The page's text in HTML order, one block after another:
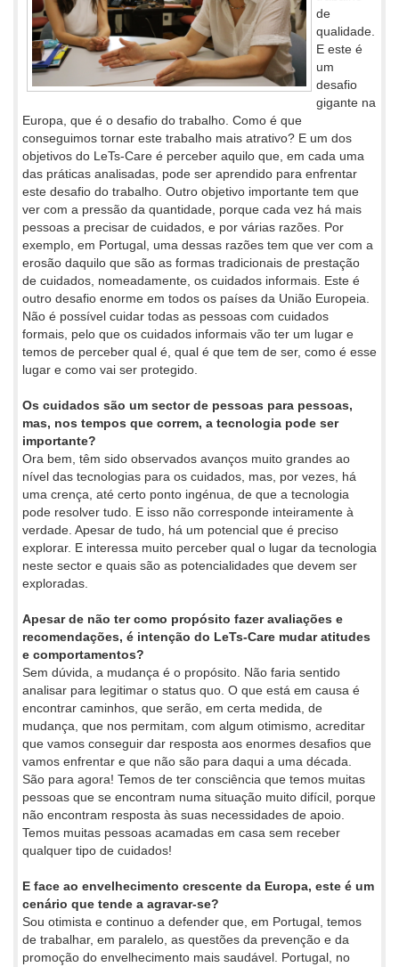
de
qualidade.
E este é
um
desafio
gigante na
Europa, que é o desafio do trabalho. Como é que
conseguimos tornar este trabalho mais atrativo? E um dos
objetivos do LeTs-Care é perceber aquilo que, em cada uma
das práticas analisadas, pode ser aprendido para enfrentar
este desafio do trabalho. Outro objetivo importante tem que
ver com a pressão da quantidade, porque cada vez há mais
pessoas a precisar de cuidados, e por várias razões. Por
exemplo, em Portugal, uma dessas razões tem que ver com a
erosão daquilo que são as formas tradicionais de prestação
de cuidados, nomeadamente, os cuidados informais. Este é
outro desafio enorme em todos os países da União Europeia.
Não é possível cuidar todas as pessoas com cuidados
formais, pelo que os cuidados informais vão ter um lugar e
temos de perceber qual é, qual é que tem de ser, como é esse
lugar e como vai ser protegido.
Os cuidados são um sector de pessoas para pessoas,
mas, nos tempos que correm, a tecnologia pode ser
importante?
Ora bem, têm sido observados avanços muito grandes ao
nível das tecnologias para os cuidados, mas, por vezes, há
uma crença, até certo ponto ingénua, de que a tecnologia
pode resolver tudo. E isso não corresponde inteiramente à
verdade. Apesar de tudo, há um potencial que é preciso
explorar. E interessa muito perceber qual o lugar da tecnologia
neste sector e quais são as potencialidades que devem ser
exploradas.
Apesar de não ter como propósito fazer avaliações e
recomendações, é intenção do LeTs-Care mudar atitudes
e comportamentos?
Sem dúvida, a mudança é o propósito. Não faria sentido
analisar para legitimar o status quo. O que está em causa é
encontrar caminhos, que serão, em certa medida, de
mudança, que nos permitam, com algum otimismo, acreditar
que vamos conseguir dar resposta aos enormes desafios que
vamos enfrentar e que não são para daqui a uma década.
São para agora! Temos de ter consciência que temos muitas
pessoas que se encontram numa situação muito difícil, porque
não encontram resposta às suas necessidades de apoio.
Temos muitas pessoas acamadas em casa sem receber
qualquer tipo de cuidados!
E face ao envelhecimento crescente da Europa, este é um
cenário que tende a agravar-se?
Sou otimista e continuo a defender que, em Portugal, temos
de trabalhar, em paralelo, as questões da prevenção e da
promoção do envelhecimento mais saudável. Portugal, no